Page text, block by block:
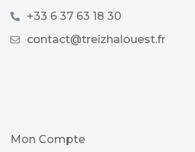
+33 6 37 63 18 30
contact@treizhalouest.fr
Mon Compte